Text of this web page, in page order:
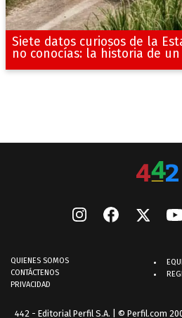
Siete datos curiosos de la
no conocías: la historia de
QUIENES SOMOS
CONTÁCTENOS
PRIVACIDAD
442 - Editorial Perfil S.A. | © Perfil.com